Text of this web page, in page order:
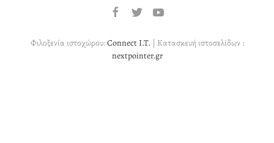
Φιλοξενία ιστοχώρου:Connect I.T. | Κατασκευή ιστοσελίδων :
nextpointer.gr